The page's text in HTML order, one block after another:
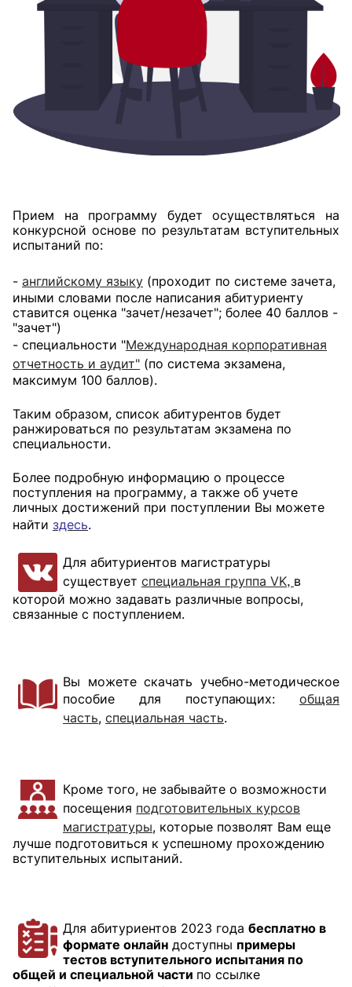
Прием на программу будет осуществляться на
конкурсной основе по результатам вступительных
испытаний по:
- английскому языку (проходит по системе зачета,
иными словами после написания абитуриенту
ставится оценка "зачет/незачет"; более 40 баллов -
"зачет")
- специальности "Международная корпоративная
отчетность и аудит" (по система экзамена,
максимум 100 баллов).
Таким образом, список абитурентов будет
ранжироваться по результатам экзамена по
специальности.
Более подробную информацию о процессе
поступления на программу, а также об учете
личных достижений при поступлении Вы можете
найти здесь.
Для абитуриентов магистратуры
существует специальная группа VK, в
которой можно задавать различные вопросы,
связанные с поступлением.
Вы можете скачать учебно-методическое
пособие для поступающих: общая
часть, специальная часть.
Кроме того, не забывайте о возможности
посещения подготовительных курсов
магистратуры, которые позволят Вам еще
лучше подготовиться к успешному прохождению
вступительных испытаний.
Для абитуриентов 2023 года бесплатно в
формате онлайн доступны примеры
тестов вступительного испытания по
общей и специальной части по ссылке